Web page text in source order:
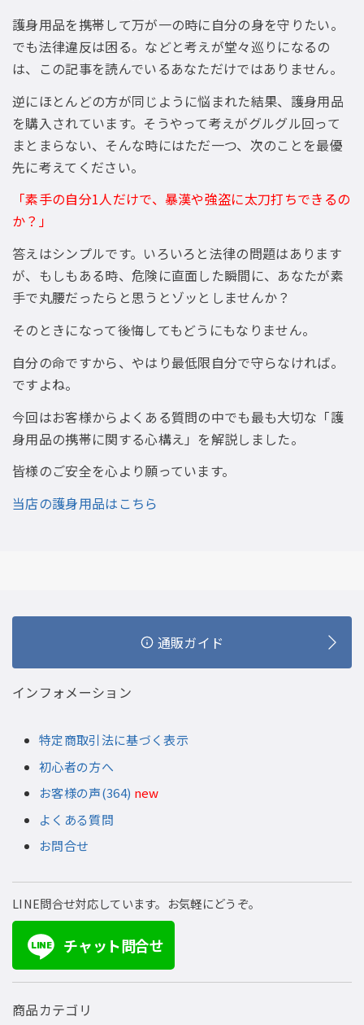
護身用品を携帯して万が一の時に自分の身を守りたい。
でも法律違反は困る。などと考えが堂々巡りになるの
は、この記事を読んでいるあなただけではありません。
逆にほとんどの方が同じように悩まれた結果、護身用品
を購入されています。そうやって考えがグルグル回って
まとまらない、そんな時にはただ一つ、次のことを最優
先に考えてください。
「素手の自分1人だけで、暴漢や強盗に太刀打ちできるの
か？」
答えはシンプルです。いろいろと法律の問題はあります
が、もしもある時、危険に直面した瞬間に、あなたが素
手で丸腰だったらと思うとゾッとしませんか？
そのときになって後悔してもどうにもなりません。
自分の命ですから、やはり最低限自分で守らなければ。
ですよね。
今回はお客様からよくある質問の中でも最も大切な「護
身用品の携帯に関する心構え」を解説しました。
皆様のご安全を心より願っています。
当店の護身用品はこちら
通販ガイド
インフォメーション
特定商取引法に基づく表示
初心者の方へ
お客様の声(364) new
よくある質問
お問合せ
LINE問合せ対応しています。お気軽にどうぞ。
LINE チャット問合せ
商品カテゴリ